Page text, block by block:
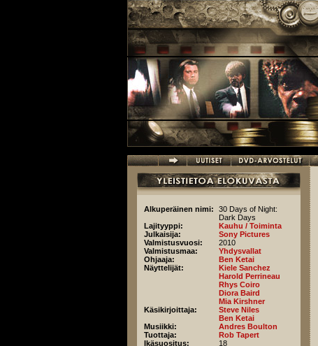
Alkuperäinen nimi:
30 Days of Night:
Dark Days
Lajityyppi:
Kauhu / Toiminta
Julkaisija:
Sony Pictures
Valmistusvuosi:
2010
Valmistusmaa:
Yhdysvallat
Ohjaaja:
Ben Ketai
Näyttelijät:
Kiele Sanchez
Harold Perrineau
Rhys Coiro
Diora Baird
Mia Kirshner
Käsikirjoittaja:
Steve Niles
Ben Ketai
Musiikki:
Andres Boulton
Tuottaja:
Rob Tapert
Ikäsuositus:
18